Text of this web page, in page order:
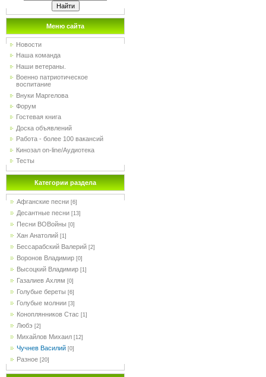
Меню сайта
Новости
Наша команда
Наши ветераны.
Военно патриотическое
воспитание
Внуки Маргелова
Форум
Гостевая книга
Доска объявлений
Работа - более 100 вакансий
Кинозал on-line/Аудиотека
Тесты
Категории раздела
Афганские песни [6]
Десантные песни [13]
Песни ВОВойны [0]
Хан Анатолий [1]
Бессарабский Валерий [2]
Воронов Владимир [0]
Высоцкий Владимир [1]
Газалиев Ахлям [0]
Голубые береты [6]
Голубые молнии [3]
Коноплянников Стас [1]
Любэ [2]
Михайлов Михаил [12]
Чучнев Василий [0]
Разное [20]